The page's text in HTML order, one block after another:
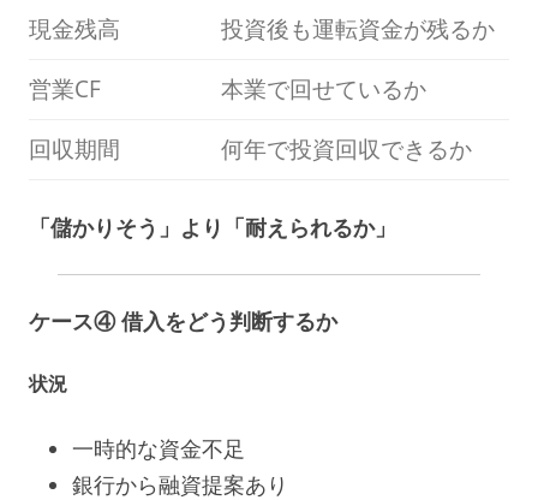
現金残高
投資後も運転資金が残るか
営業CF
本業で回せているか
回収期間
何年で投資回収できるか
「儲かりそう」より「耐えられるか」
ケース④ 借入をどう判断するか
状況
一時的な資金不足
銀行から融資提案あり